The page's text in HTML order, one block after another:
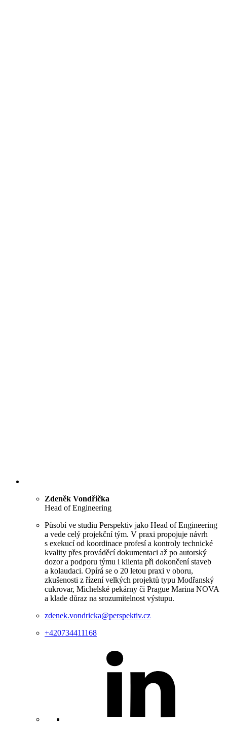
Zdeněk Vondřička
Head of Engineering
Působí ve studiu Perspektiv jako Head of Engineering
a vede celý projekční tým. V praxi propojuje návrh
s exekucí od koordinace profesí a kontroly technické
kvality přes prováděcí dokumentaci až po autorský
dozor a podporu týmu i klienta při dokončení staveb
a kolaudaci. Opírá se o 20 letou praxi v oboru,
zkušenosti z řízení velkých projektů typu Modřanský
cukrovar, Michelské pekárny či Prague Marina NOVA
a klade důraz na srozumitelnost výstupu.
zdenek.vondricka@perspektiv.cz
+420734411168